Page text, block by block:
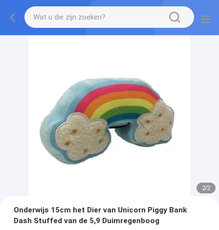
2/2
Onderwijs 15cm het Dier van Unicorn Piggy Bank
Dash Stuffed van de 5,9 Duimregenboog